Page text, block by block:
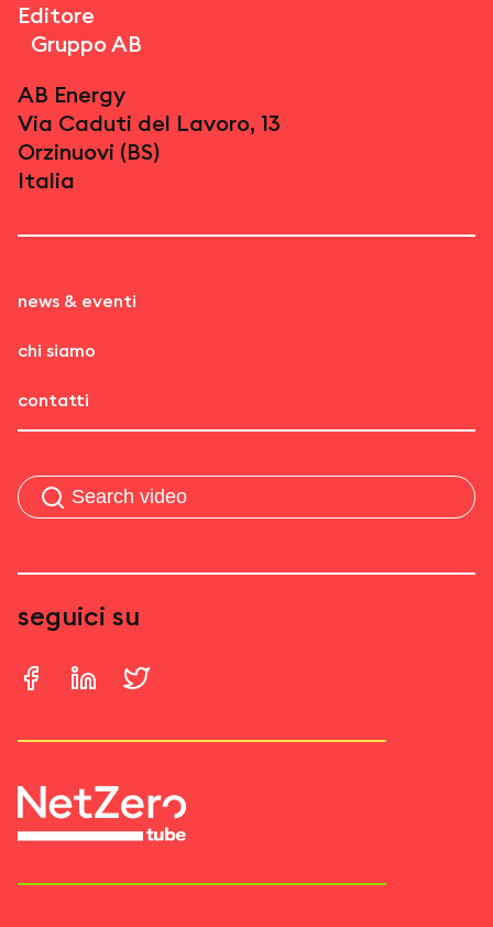
Editore
Gruppo AB
AB Energy
Via Caduti del Lavoro, 13
Orzinuovi (BS)
Italia
news & eventi
chi siamo
contatti
seguici su